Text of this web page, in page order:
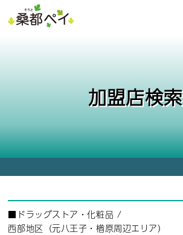
ン
プ
加盟店検索
■ ドラッグストア・化粧品 /
西部地区（元八王子・楢原周辺エリア）